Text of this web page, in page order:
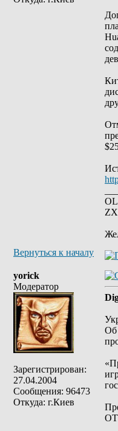
Вернуться к началу
yorick
Модератор
Зарегистрирован:
27.04.2004
Сообщения: 96473
Откуда: г.Киев
Об